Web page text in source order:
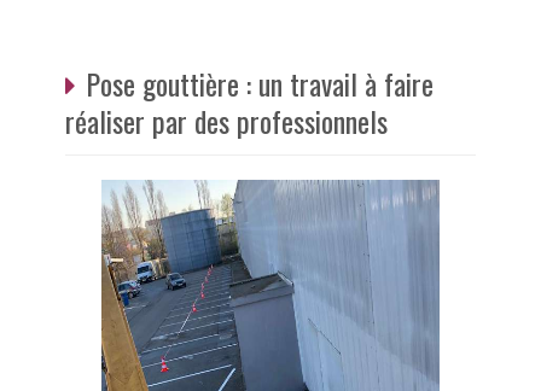
Pose gouttière : un travail à faire
réaliser par des professionnels